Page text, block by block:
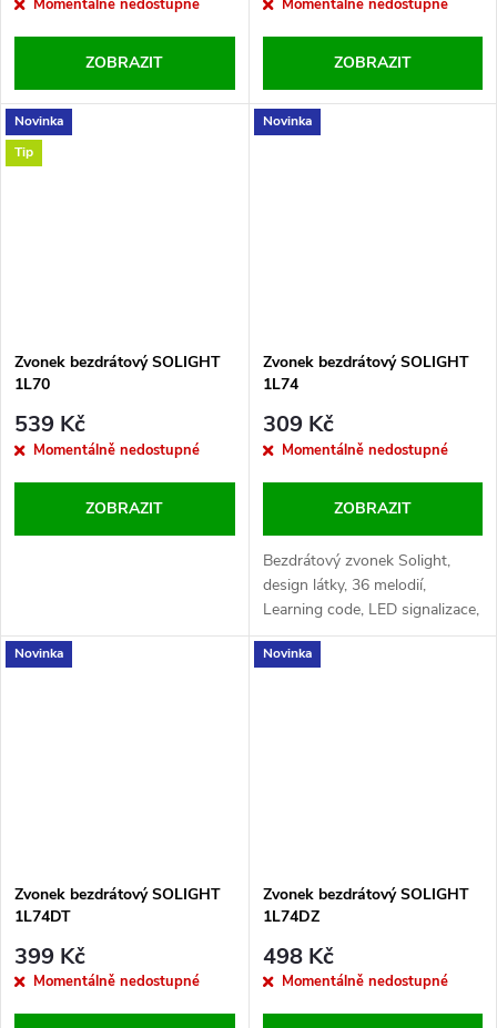
Momentálně nedostupné
ZOBRAZIT
Momentálně nedostupné
ZOBRAZIT
Novinka
Tip
Zvonek bezdrátový SOLIGHT
1L70
539 Kč
Momentálně nedostupné
ZOBRAZIT
Novinka
Zvonek bezdrátový SOLIGHT
1L74
309 Kč
Momentálně nedostupné
ZOBRAZIT
Bezdrátový zvonek Solight,
design látky, 36 melodií,
Learning code, LED signalizace,
vodotěsný IP44, dosah 180 m,
napájení tlačítko 1× CR2032,
Novinka
Zvonek bezdrátový SOLIGHT
1L74DT
399 Kč
Momentálně nedostupné
Novinka
Zvonek bezdrátový SOLIGHT
1L74DZ
498 Kč
Momentálně nedostupné